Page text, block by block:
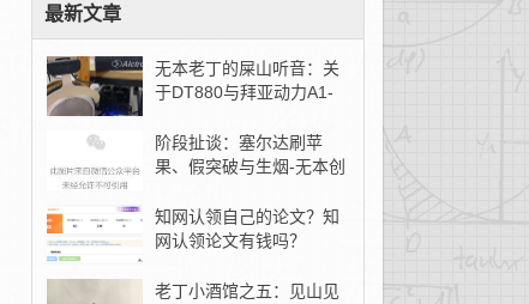
最新文章
无本老丁的屎山听音：关
于DT880与拜亚动力A1-
阶段扯谈：塞尔达刷苹
果、假突破与生烟-无本创
知网认领自己的论文？知
网认领论文有钱吗？
老丁小酒馆之五：见山见